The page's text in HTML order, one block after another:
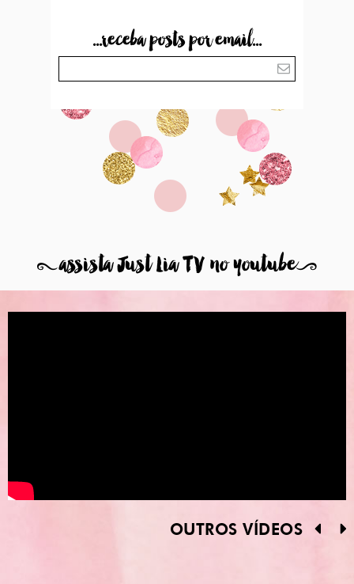
...receba posts por email...
8assista Just Lia TV no youtube9
OUTROS VÍDEOS